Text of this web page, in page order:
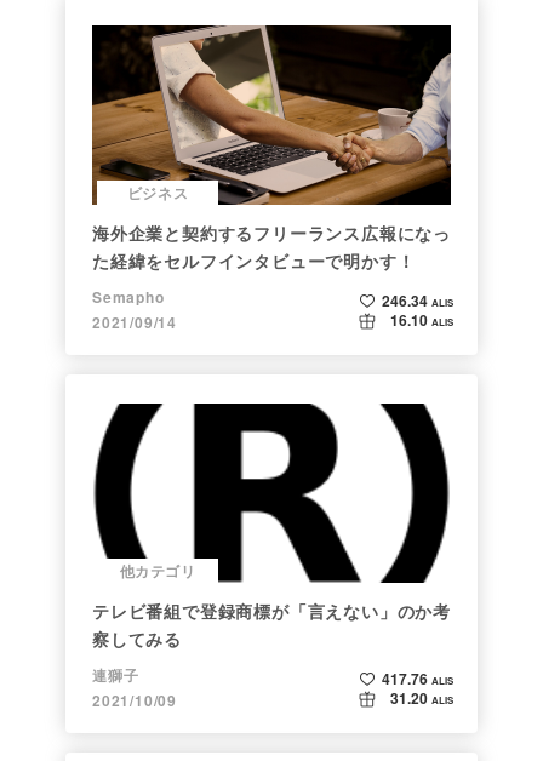
ビジネス
海外企業と契約するフリーランス広報になっ
た経緯をセルフインタビューで明かす！
Semapho
2021/09/14
246.34 ALIS
16.10 ALIS
他カテゴリ
テレビ番組で登録商標が「言えない」のか考
察してみる
連獅子
2021/10/09
417.76 ALIS
31.20 ALIS